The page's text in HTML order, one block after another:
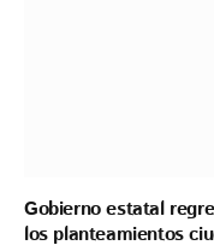
Gobierno estatal
los planteamientos